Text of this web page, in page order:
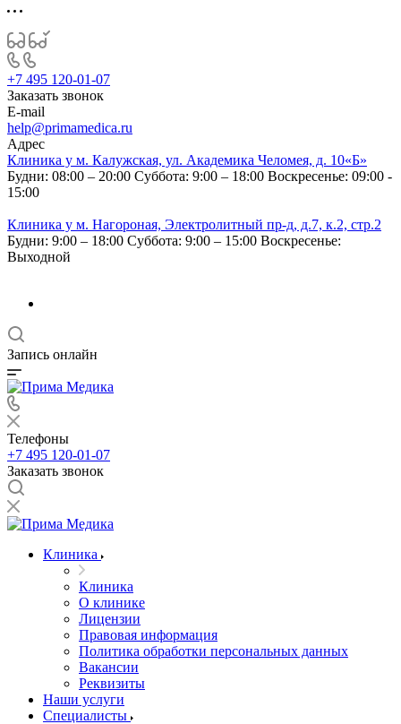
+7 495 120-01-07
Заказать звонок
E-mail
help@primamedica.ru
Адрес
Клиника у м. Калужская, ул. Академика Челомея, д. 10«Б»
Будни: 08:00 – 20:00 Суббота: 9:00 – 18:00 Воскресенье: 09:00 -
15:00
Клиника у м. Нагороная, Электролитный пр-д, д.7, к.2, стр.2
Будни: 9:00 – 18:00 Суббота: 9:00 – 15:00 Воскресенье:
Выходной
Запись онлайн
Телефоны
+7 495 120-01-07
Заказать звонок
Клиника
Клиника
О клинике
Лицензии
Правовая информация
Политика обработки персональных данных
Вакансии
Реквизиты
Наши услуги
Специалисты